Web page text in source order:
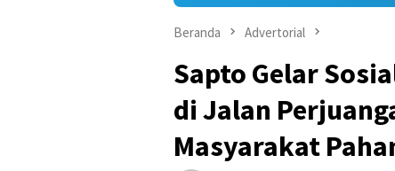
Beranda Advertorial
Sapto Gelar
di Jalan
Masyarakat